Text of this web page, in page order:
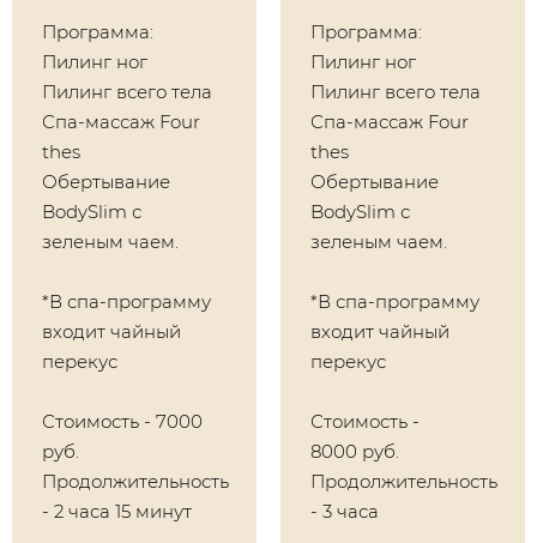
Программа:
Пилинг ног
Пилинг всего тела
Спа-массаж Four
thes
Обертывание
BodySlim с
зеленым чаем.
*В спа-программу
входит чайный
перекус
Стоимость - 7000
руб.
Продолжительность
- 2 часа 15 минут
​Программа:
Пилинг ног
Пилинг всего тела
Спа-массаж Four
thes
Обертывание
BodySlim с
зеленым чаем.
*В спа-программу
входит чайный
перекус
Стоимость -
8000 руб.
Продолжительность
- 3 часа